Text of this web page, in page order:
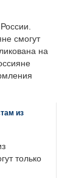
смогут
на
из
только